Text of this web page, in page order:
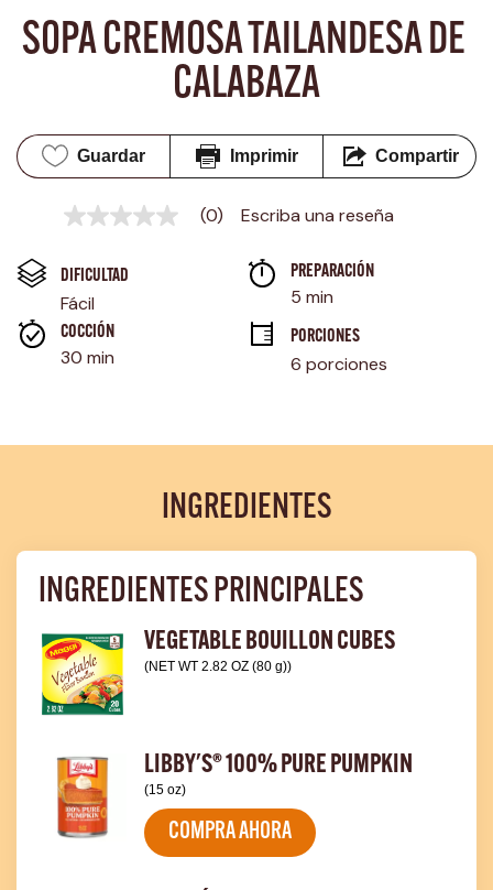
SOPA CREMOSA TAILANDESA DE
CALABAZA
Guardar Imprimir Compartir
Sin
en
la
misma
página.
(0) Escriba una reseña
DIFICULTAD
Fácil
PREPARACIÓN
5 min
COCCIÓN
30 min
PORCIONES
6 porciones
INGREDIENTES
INGREDIENTES PRINCIPALES
VEGETABLE BOUILLON CUBES
(NET WT 2.82 OZ (80 g))
LIBBY'S® 100% PURE PUMPKIN
(15 oz)
COMPRA AHORA